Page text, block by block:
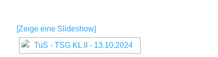
[Zeige eine Slideshow]